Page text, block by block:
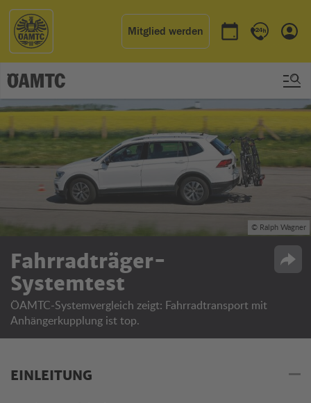
Mitglied werden
Termin buchen
Kontakt &
© Ralph Wagner
Fahrradträger-
Systemtest
ÖAMTC-Systemvergleich zeigt: Fahrradtransport mit
Anhängerkupplung ist top.
EINLEITUNG